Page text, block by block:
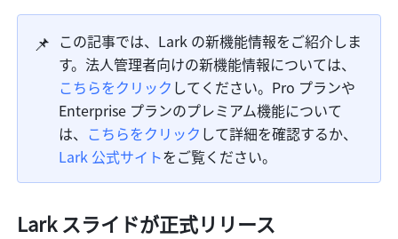
📌 この記事では、Lark の新機能情報をご紹介しま
す。法人管理者向けの新機能情報については、
こちらをクリック してください。Pro プランや
Enterprise プランのプレミアム機能について
は、 こちらをクリック して詳細を確認するか、
Lark 公式サイトをご覧ください。
Lark スライドが正式リリース